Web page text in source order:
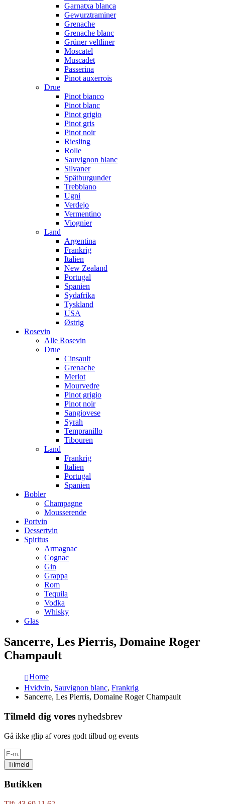
Garnatxa blanca
Gewurztraminer
Grenache
Grenache blanc
Grüner veltliner
Moscatel
Muscadet
Passerina
Pinot auxerrois
Drue
Pinot bianco
Pinot blanc
Pinot grigio
Pinot gris
Pinot noir
Riesling
Rolle
Sauvignon blanc
Silvaner
Spätburgunder
Trebbiano
Ugni
Verdejo
Vermentino
Viognier
Land
Argentina
Frankrig
Italien
New Zealand
Portugal
Spanien
Sydafrika
Tyskland
USA
Østrig
Rosevin
Alle Rosevin
Drue
Cinsault
Grenache
Merlot
Mourvedre
Pinot grigio
Pinot noir
Sangiovese
Syrah
Tempranillo
Tibouren
Land
Frankrig
Italien
Portugal
Spanien
Bobler
Champagne
Mousserende
Portvin
Dessertvin
Spiritus
Armagnac
Cognac
Gin
Grappa
Rom
Tequila
Vodka
Whisky
Glas
Sancerre, Les Pierris, Domaine Roger
Champault
Home
Hvidvin, Sauvignon blanc, Frankrig
Sancerre, Les Pierris, Domaine Roger Champault
Tilmeld dig vores nyhedsbrev
Gå ikke glip af vores godt tilbud og events
Tilmeld
Butikken